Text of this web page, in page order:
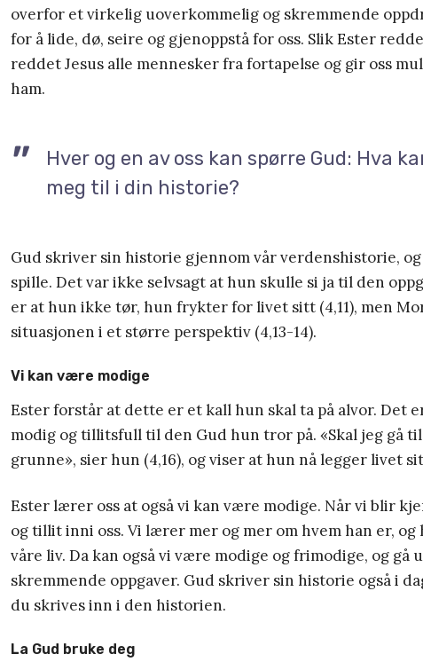
overfor et virkelig uoverkommelig og skremmende
for å lide, dø, seire og gjenoppstå for oss. Slik Ester
reddet Jesus alle mennesker fra fortapelse og gir oss
ham.
Hver og en av oss kan spørre Gud: Hva
meg til i din historie?
Gud skriver sin historie gjennom vår verdenshistorie,
spille. Det var ikke selvsagt at hun skulle si ja til den
er at hun ikke tør, hun frykter for livet sitt (4,11), men
situasjonen i et større perspektiv (4,13-14).
Vi kan være modige
Ester forstår at dette er et kall hun skal ta på alvor. Det
modig og tillitsfull til den Gud hun tror på. «Skal jeg gå
grunne», sier hun (4,16), og viser at hun nå legger livet
Ester lærer oss at også vi kan være modige. Når vi blir
og tillit inni oss. Vi lærer mer og mer om hvem han er,
våre liv. Da kan også vi være modige og frimodige, og gå
skremmende oppgaver. Gud skriver sin historie også i
du skrives inn i den historien.
La Gud bruke deg